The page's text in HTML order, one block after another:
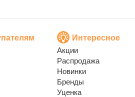
Интересное
Акции
Распродажа
Новинки
Бренды
Уценка